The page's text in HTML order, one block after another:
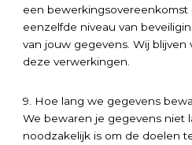
een
eenzelfde niveau van
van jouw gegevens. Wij blijven
deze verwerkingen.
9. Hoe lang we gegevens
We bewaren je gegevens niet
noodzakelijk is om de doelen